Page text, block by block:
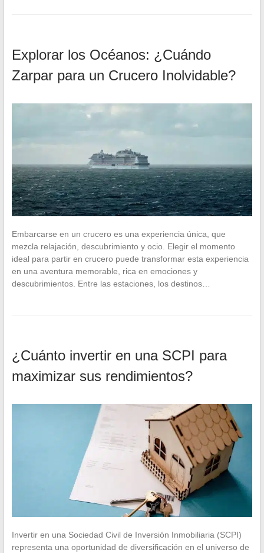
Explorar los Océanos: ¿Cuándo
Zarpar para un Crucero Inolvidable?
Embarcarse en un crucero es una experiencia única, que
mezcla relajación, descubrimiento y ocio. Elegir el momento
ideal para partir en crucero puede transformar esta experiencia
en una aventura memorable, rica en emociones y
descubrimientos. Entre las estaciones, los destinos…
¿Cuánto invertir en una SCPI para
maximizar sus rendimientos?
Invertir en una Sociedad Civil de Inversión Inmobiliaria (SCPI)
representa una oportunidad de diversificación en el universo de